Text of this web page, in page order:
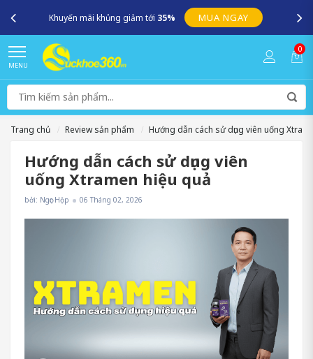
Khuyến mãi khủng giảm tới 35% MUA NGAY
MENU
0
Trang chủ Review sản phẩm Hướng dẫn cách sử dụng viên uống
Hướng dẫn cách sử dụng viên
uống Xtramen hiệu quả
bởi: Ngọc Hộp 06 Tháng 02, 2026